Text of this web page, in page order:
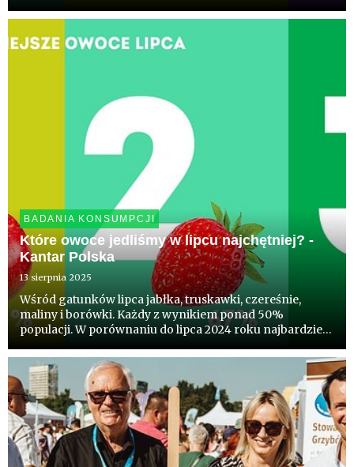
kolejny w comiesięcznym badaniu - jabłku przybyło ich
ponad milion ...
BADANIA KONSUMPCJI
Które owoce jedliśmy w lipcu najchętniej? -
Kantar Polska
13 sierpnia 2025
Wśród gatunków lipca jabłka, truskawki, czereśnie,
maliny i borówki. Każdy z wynikiem ponad 50%
populacji. W porównaniu do lipca 2024 roku najbardziej
agrestu. W okresie 2022-2025 liderem wzrostu jagoda
kamczacka a w okres...